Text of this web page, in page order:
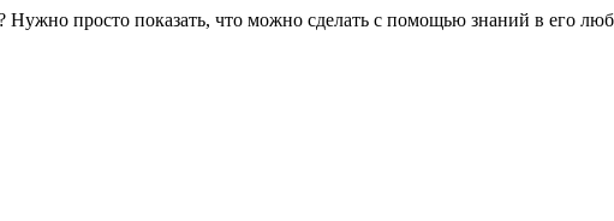
просто показать, что можно сделать с помощью знаний в его